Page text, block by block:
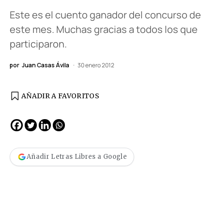
Este es el cuento ganador del concurso de
este mes. Muchas gracias a todos los que
participaron.
por Juan Casas Ávila 30 enero 2012
AÑADIR A FAVORITOS
Añadir Letras Libres a Google